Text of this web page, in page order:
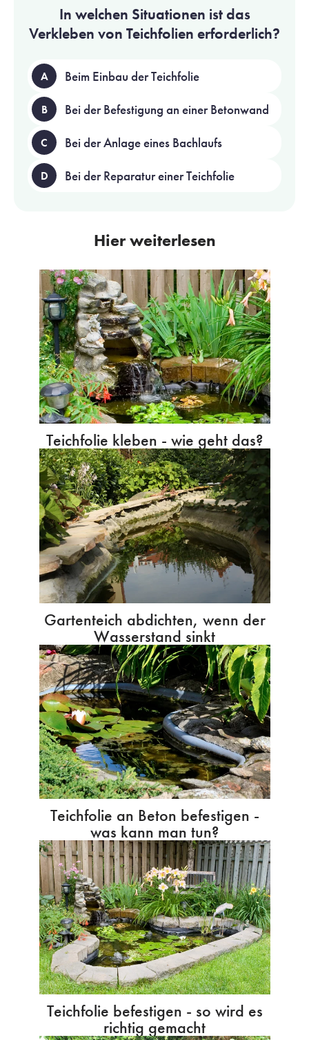
In welchen Situationen ist das
Verkleben von Teichfolien erforderlich?
A Beim Einbau der Teichfolie
B Bei der Befestigung an einer Betonwand
C Bei der Anlage eines Bachlaufs
D Bei der Reparatur einer Teichfolie
Hier weiterlesen
Teichfolie kleben - wie geht das?
Gartenteich abdichten, wenn der
Wasserstand sinkt
Teichfolie an Beton befestigen -
was kann man tun?
Teichfolie befestigen - so wird es
richtig gemacht